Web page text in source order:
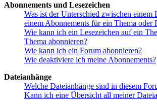
Abonnements und Lesezeichen
Was ist der Unterschied zwischen einem
einem Abonnements für ein Thema oder
Wie kann ich ein Lesezeichen auf ein
Thema abonnieren?
Wie kann ich ein Forum abonnieren?
Wie deaktiviere ich meine Abonnements?
Dateianhänge
Welche Dateianhänge sind in diesem
Kann ich eine Übersicht all meiner